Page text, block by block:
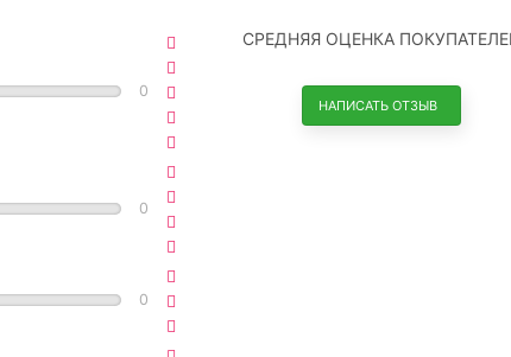
0
0
0
СРЕДНЯЯ ОЦЕНКА
НАПИСАТЬ ОТЗЫВ